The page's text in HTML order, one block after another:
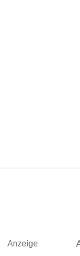
Anzeige